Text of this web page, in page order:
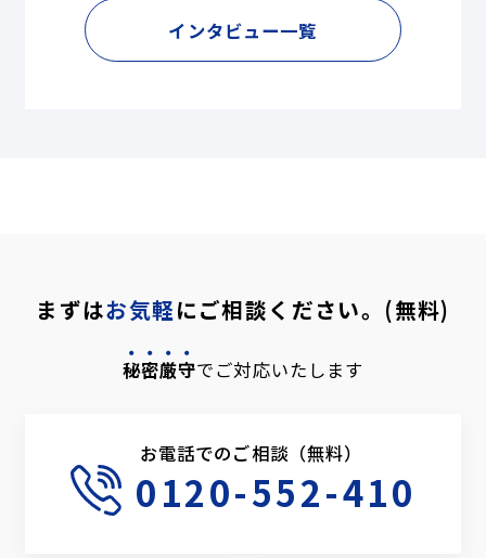
インタビュー一覧
まずはお気軽にご相談ください。(無料)
秘密厳守でご対応いたします
お電話でのご相談（無料）
0120-552-410